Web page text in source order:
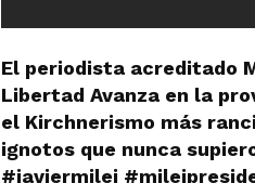
El periodista acreditado
Libertad Avanza en la
el Kirchnerismo más
ignotos que nunca
#javiermilei